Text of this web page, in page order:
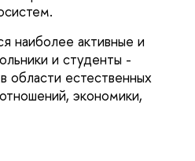
наиболее активные и
и студенты -
области естественных
экономики,